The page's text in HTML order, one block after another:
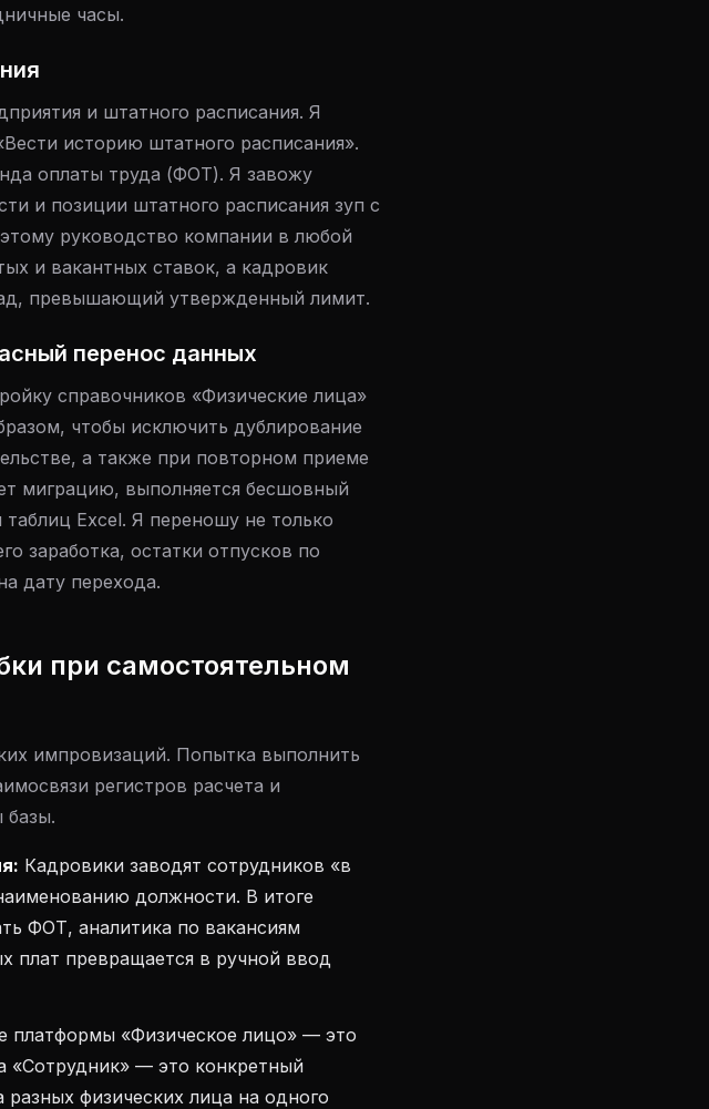
часы.
и штатного расписания. Я
историю штатного расписания».
оплаты труда (ФОТ). Я завожу
и позиции штатного расписания зуп с
руководство компании в любой
и вакантных ставок, а кадровик
превышающий утвержденный лимит.
перенос данных
справочников «Физические лица»
чтобы исключить дублирование
а также при повторном приеме
миграцию, выполняется бесшовный
Excel. Я переношу не только
заработка, остатки отпусков по
дату перехода.
при самостоятельном
импровизаций. Попытка выполнить
регистров расчета и
базы.
Кадровики заводят сотрудников «в
должности. В итоге
ФОТ, аналитика по вакансиям
плат превращается в ручной ввод
платформы «Физическое лицо» — это
— это конкретный
физических лица на одного